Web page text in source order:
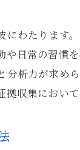
浮気証拠
探偵の洞
わたります
日常の習慣
析力が求め
収集におい